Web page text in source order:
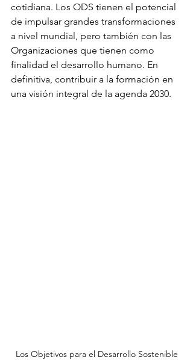
cotidiana. Los ODS tienen el potencial
de impulsar grandes transformaciones
a nivel mundial, pero también con las
Organizaciones que tienen como
finalidad el desarrollo humano. En
definitiva, contribuir a la formación en
una visión integral de la agenda 2030.
Los Objetivos para el Desarrollo Sostenible